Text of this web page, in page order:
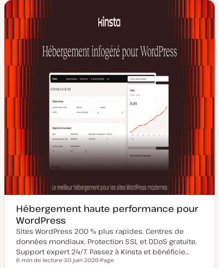
Hébergement haute performance pour
WordPress
Sites WordPress 200 % plus rapides. Centres de
données mondiaux. Protection SSL et DDoS gratuite.
Support expert 24/7. Passez à Kinsta et bénéficie…
Temps de lecture
6 min de lecture 30 juin 2026 Page